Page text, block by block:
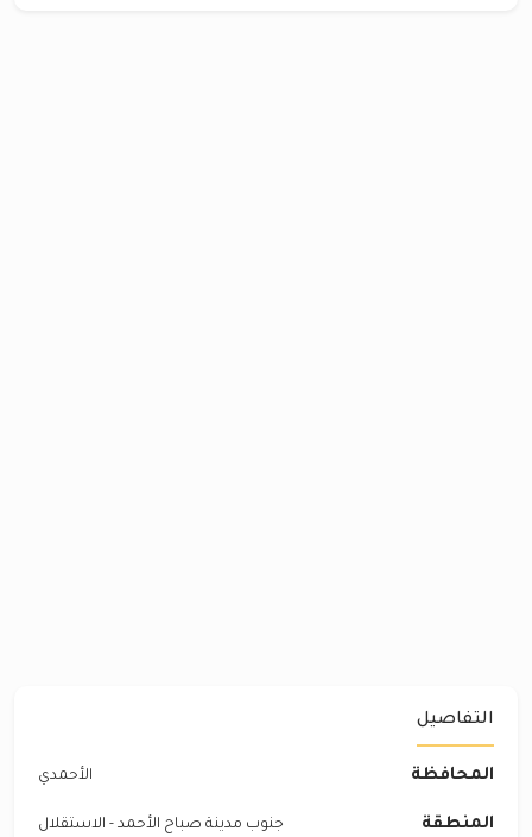
التفاصيل
المحافظة الأحمدي
المنطقة جنوب مدينة صباح الأحمد - الاستقلال